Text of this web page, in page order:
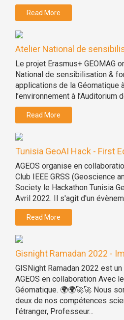
Read More
Atelier National de
Le projet Erasmus+ GEOMAG
National de sensibilisation &
applications de la Géomatique
l’environnement à l’Auditorium
Read More
Tunisia GeoAI Hack - First
AGEOS organise en
Club IEEE GRSS (Geoscience
Society le Hackathon Tunisia
Avril 2022. Il s'agit d'un
Read More
Gisnight Ramadan 2022 -
GISNight Ramadan 2022 est
AGEOS en collaboration Avec
Géomatique. 🌍🌍🚀🚀 Nous
deux de nos compétences
l'étranger, Professeur...